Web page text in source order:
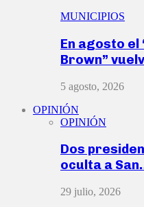
MUNICIPIOS
En agosto
Brown”
5 agosto, 2026
OPINIÓN
OPINIÓN
Dos
oculta a
29 julio, 2026